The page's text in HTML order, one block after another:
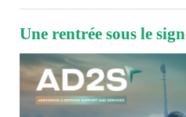
Une rentrée sous le